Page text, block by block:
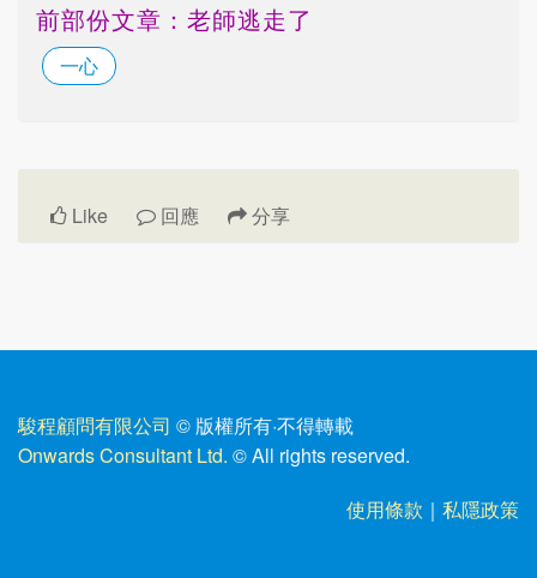
前部份文章：老師逃走了
一心
Like 回應 分享
駿程顧問有限公司 © 版權所有·不得轉載
Onwards Consultant Ltd. © All rights reserved.
使用條款 ｜ 私隱政策